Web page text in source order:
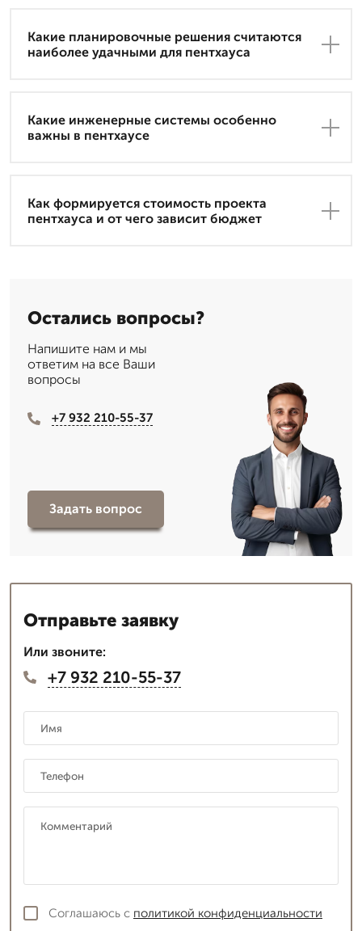
Какие планировочные решения считаются
наиболее удачными для пентхауса
Какие инженерные системы особенно
важны в пентхаусе
Как формируется стоимость проекта
пентхауса и от чего зависит бюджет
Остались вопросы?
Напишите нам и мы
ответим на все Ваши
вопросы
+7 932 210-55-37
Задать вопрос
Отправьте заявку
Или звоните:
+7 932 210-55-37
Соглашаюсь с политикой конфиденциальности